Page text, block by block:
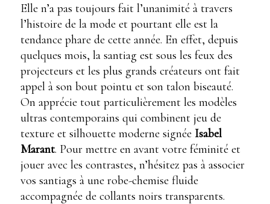
Elle n’a pas toujours fait l’unanimité à travers
l’histoire de la mode et pourtant elle est la
tendance phare de cette année. En effet, depuis
quelques mois, la santiag est sous les feux des
projecteurs et les plus grands créateurs ont fait
appel à son bout pointu et son talon biseauté.
On apprécie tout particulièrement les modèles
ultras contemporains qui combinent jeu de
texture et silhouette moderne signée Isabel
Marant. Pour mettre en avant votre féminité et
jouer avec les contrastes, n’hésitez pas à associer
vos santiags à une robe-chemise fluide
accompagnée de collants noirs transparents.